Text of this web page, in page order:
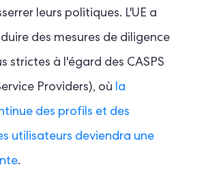
leurs politiques. L'UE a
des mesures de diligence
strictes à l'égard des CASPS
Providers), où la
des profils et des
utilisateurs deviendra une
.